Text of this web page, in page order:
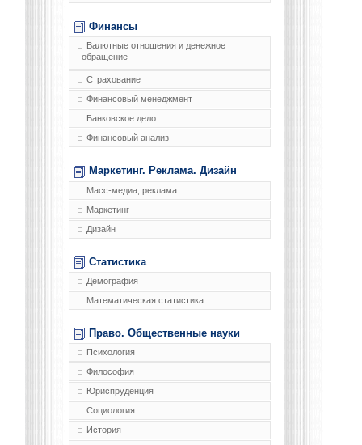
Финансы
Валютные отношения и денежное
обращение
Страхование
Финансовый менеджмент
Банковское дело
Финансовый анализ
Маркетинг. Реклама. Дизайн
Масс-медиа, реклама
Маркетинг
Дизайн
Статистика
Демография
Математическая статистика
Право. Общественные науки
Психология
Философия
Юриспруденция
Социология
История